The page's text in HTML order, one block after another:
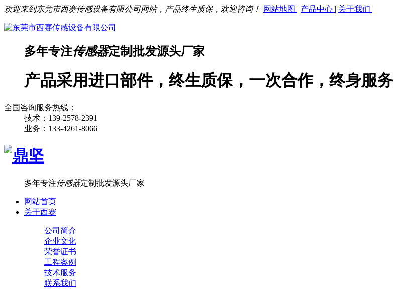
欢迎来到东莞市西赛传感设备有限公司网站，产品终生质保，欢迎咨询！ 网站地图 | 产品中心 | 关于我们 |
多年专注传感器定制批发源头厂家
产品采用进口部件，终生质保，一次合作，终身服务
全国咨询服务热线：
技术：139-2578-2391
业务：133-4261-8066
多年专注传感器定制批发源头厂家
网站首页
关于西赛
公司简介
企业文化
荣誉证书
工程案例
技术服务
联系我们